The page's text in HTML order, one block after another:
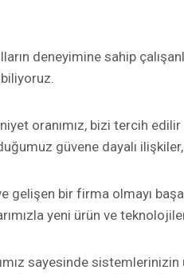
deneyimine sahip
oranımız, bizi tercih edilir
güvene dayalı
gelişen bir firma olmayı
yeni ürün ve
sayesinde sistemlerinizin